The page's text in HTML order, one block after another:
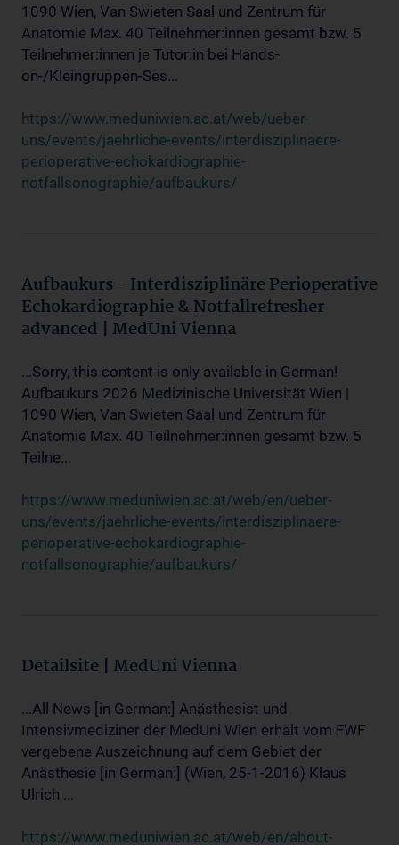
1090 Wien, Van Swieten Saal und Zentrum für
Anatomie Max. 40 Teilnehmer:innen gesamt bzw. 5
Teilnehmer:innen je Tutor:in bei Hands-
on-/Kleingruppen-Ses...
https://www.meduniwien.ac.at/web/ueber-
uns/events/jaehrliche-events/interdisziplinaere-
perioperative-echokardiographie-
notfallsonographie/aufbaukurs/
Aufbaukurs - Interdisziplinäre Perioperative
Echokardiographie & Notfallrefresher
advanced | MedUni Vienna
...Sorry, this content is only available in German!
Aufbaukurs 2026 Medizinische Universität Wien |
1090 Wien, Van Swieten Saal und Zentrum für
Anatomie Max. 40 Teilnehmer:innen gesamt bzw. 5
Teilne...
https://www.meduniwien.ac.at/web/en/ueber-
uns/events/jaehrliche-events/interdisziplinaere-
perioperative-echokardiographie-
notfallsonographie/aufbaukurs/
Detailsite | MedUni Vienna
...All News [in German:] Anästhesist und
Intensivmediziner der MedUni Wien erhält vom FWF
vergebene Auszeichnung auf dem Gebiet der
Anästhesie [in German:] (Wien, 25-1-2016) Klaus
Ulrich ...
https://www.meduniwien.ac.at/web/en/about-